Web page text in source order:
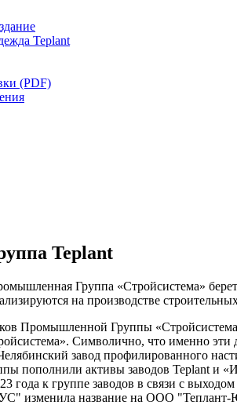
Teplant
(PDF)
Teplant
Группа «Стройсистема»
на производстве
Промышленной Группы
Символично, что именно эти
завод профилированного
пополнили активы заводов Teplant и
года к группе заводов в связи с
изменила название на ООО